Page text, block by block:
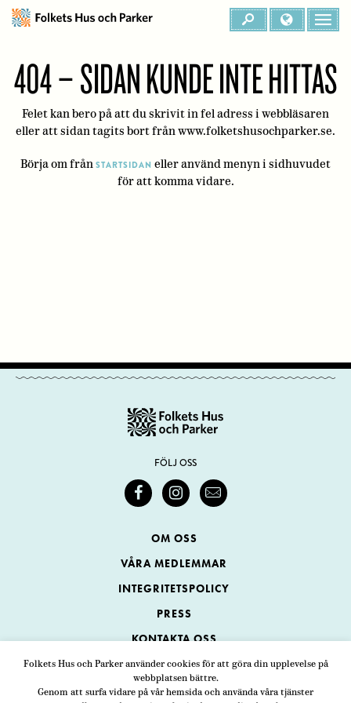
Folkets Hus och Parker använder cookies för att göra din upplevelse på
webbplatsen bättre.
Genom att surfa vidare på vår hemsida och använda våra tjänster
404 – SIDAN KUNDE INTE HITTAS
Felet kan bero på att du skrivit in fel adress i webbläsaren
eller att sidan tagits bort från www.folketshusochparker.se.
Börja om från STARTSIDAN eller använd menyn i sidhuvudet
för att komma vidare.
FÖLJ OSS
OM OSS
VÅRA MEDLEMMAR
INTEGRITETSPOLICY
PRESS
KONTAKTA OSS
Folkets Hus och Parker